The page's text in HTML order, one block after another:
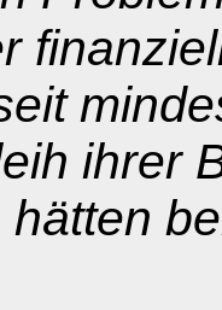
ihrer